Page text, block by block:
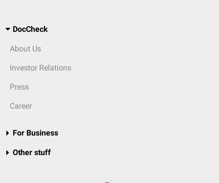
DocCheck
About Us
Investor Relations
Press
Career
For Business
Other stuff